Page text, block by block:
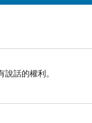
是作品更不是小
版文和
話的權利。